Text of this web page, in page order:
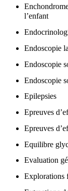
l’enfant
Endoscopie
Endoscopie
Endoscopie
Epilepsies
Epreuves
Epreuves
Equilibre
Evaluation
Explorations